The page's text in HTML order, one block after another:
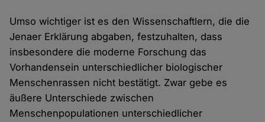
Umso wichtiger ist es den Wissenschaftlern, die die
Jenaer Erklärung abgaben, festzuhalten, dass
insbesondere die moderne Forschung das
Vorhandensein unterschiedlicher biologischer
Menschenrassen nicht bestätigt. Zwar gebe es
äußere Unterschiede zwischen
Menschenpopulationen unterschiedlicher